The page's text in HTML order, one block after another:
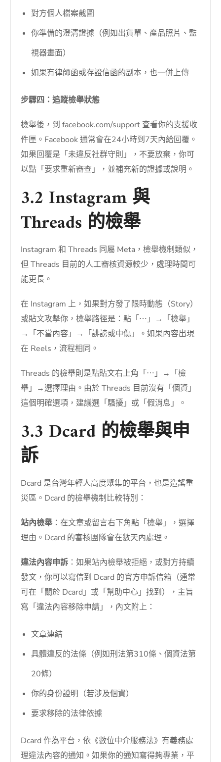
對方個人檔案截圖
你準備的澄清證據（例如出貨單、產品照片、監
視器畫面）
如果有律師函或存證信函的副本，也一併上傳
步驟四：追蹤檢舉狀態
檢舉後，到 facebook.com/support 查看你的支援收
件匣。Facebook 通常會在24小時到7天內給回覆。
如果回覆是「未違反社群守則」，不要放棄，你可
以點「要求重新審查」，並補充新的證據或說明。
3.2 Instagram 與
Threads 的檢舉
Instagram 和 Threads 同屬 Meta，檢舉機制類似，
但 Threads 目前的人工審核資源較少，處理時間可
能更長。
在 Instagram 上，如果對方發了限時動態（Story）
或貼文攻擊你，檢舉路徑是：點「⋯」→「檢舉」
→「不當內容」→「誹謗或中傷」。如果內容出現
在 Reels，流程相同。
Threads 的檢舉則是點貼文右上角「⋯」→「檢
舉」→選擇理由。由於 Threads 目前沒有「個資」
這個明確選項，建議選「騷擾」或「假消息」。
3.3 Dcard 的檢舉與申
訴
Dcard 是台灣年輕人高度聚集的平台，也是造謠重
災區。Dcard 的檢舉機制比較特別：
站內檢舉 ：在文章或留言右下角點「檢舉」，選擇
理由。Dcard 的審核團隊會在數天內處理。
違法內容申訴 ：如果站內檢舉被拒絕，或對方持續
發文，你可以寫信到 Dcard 的官方申訴信箱（通常
可在「關於 Dcard」或「幫助中心」找到），主旨
寫「違法內容移除申請」，內文附上：
文章連結
具體違反的法條（例如刑法第310條、個資法第
20條）
你的身份證明（若涉及個資）
要求移除的法律依據
Dcard 作為平台，依《數位中介服務法》有義務處
理違法內容的通知。如果你的通知寫得夠專業，平